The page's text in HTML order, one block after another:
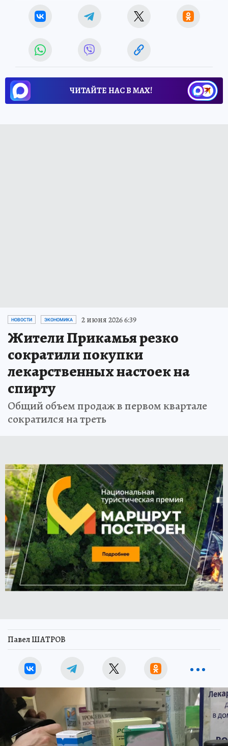
ЧИТАЙТЕ НАС В МАХ!
НОВОСТИ ЭКОНОМИКА 2 июня 2026 6:39
Жители Прикамья резко
сократили покупки
лекарственных настоек на
спирту
Общий объем продаж в первом квартале
сократился на треть
Павел ШАТРОВ